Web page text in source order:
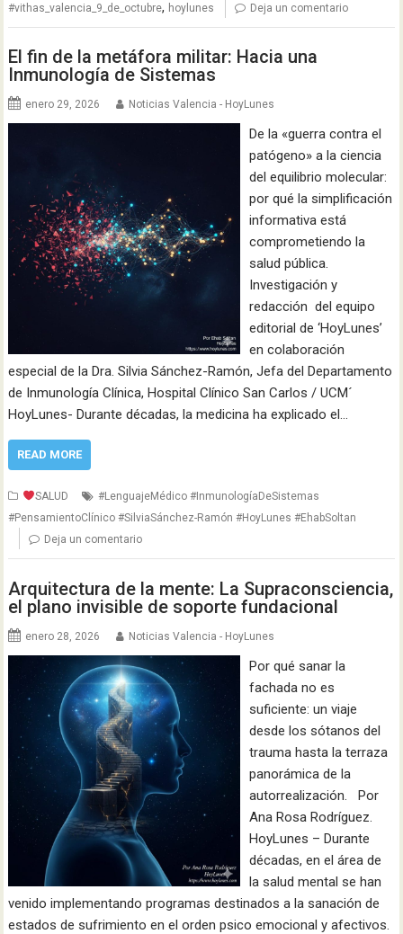
#vithas_valencia_9_de_octubre, hoylunes Deja un comentario
El fin de la metáfora militar: Hacia una
Inmunología de Sistemas
enero 29, 2026 Noticias Valencia - HoyLunes
De la «guerra contra el
patógeno» a la ciencia
del equilibrio molecular:
por qué la simplificación
informativa está
comprometiendo la
salud pública.
Investigación y
redacción del equipo
editorial de ‘HoyLunes’
en colaboración
especial de la Dra. Silvia Sánchez-Ramón, Jefa del Departamento
de Inmunología Clínica, Hospital Clínico San Carlos / UCM´
HoyLunes- Durante décadas, la medicina ha explicado el…
READ MORE
SALUD
#LenguajeMédico #InmunologíaDeSistemas
#PensamientoClínico #SilviaSánchez-Ramón #HoyLunes #EhabSoltan
Deja un comentario
Arquitectura de la mente: La Supraconsciencia,
el plano invisible de soporte fundacional
enero 28, 2026 Noticias Valencia - HoyLunes
Por qué sanar la
fachada no es
suficiente: un viaje
desde los sótanos del
trauma hasta la terraza
panorámica de la
autorrealización. Por
Ana Rosa Rodríguez.
HoyLunes – Durante
décadas, en el área de
la salud mental se han
venido implementando programas destinados a la sanación de
estados de sufrimiento en el orden psico emocional y afectivos.